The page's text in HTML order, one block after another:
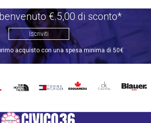
€.5,00 di sconto*
Iscriviti
acquisto con una spesa minima di 50€
THE
TOMMY
DSQUARED2
CALVIN BLAUER